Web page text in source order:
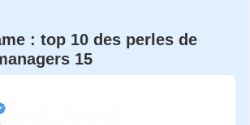
: top 10 des perles de
15